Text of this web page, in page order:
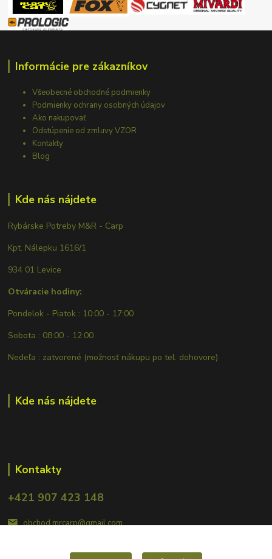
Informácie pre zákazníkov
Všeobecné obchodné podmienky
Podmienky ochrany osobných údajov
Ako nakupovať
Odstúpenie od zmluvy VZOR
Kontakty
Blog
Kde nás nájdete
Rybárske Potreby M&R - Carp
Kpt. Nálepku 1616/1
934 01 Levice
Otváracie hodiny:
Pondelok - Piatok : 10:00 - 17:00
Sobota : 08:00 - 12:00
Nedeľa : zatvorené (možnosť nákupu po tel. dohovore)
Kde nás nájdete
Kontakty
+421 907 423 148
obchod.mrcarp@gmail.com